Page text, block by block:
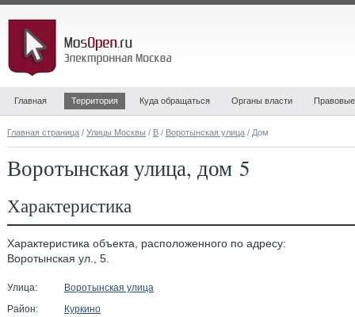
Главная Территория Куда обращаться Органы власти
Главная страница / Улицы Москвы / В / Воротынская улица / Дом
Воротынская улица, дом 5
Характеристика
Характеристика объекта, расположенного по адресу:
Воротынская ул., 5.
Улица:
Воротынская улица
Район:
Куркино